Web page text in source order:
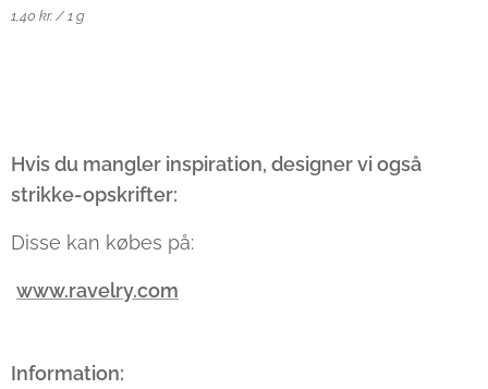
1,40 kr. / 1 g
Hvis du mangler inspiration, designer vi også
strikke-opskrifter:
Disse kan købes på:
www.ravelry.com
Information: